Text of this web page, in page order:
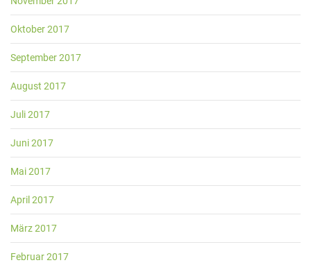
Oktober 2017
September 2017
August 2017
Juli 2017
Juni 2017
Mai 2017
April 2017
März 2017
Februar 2017